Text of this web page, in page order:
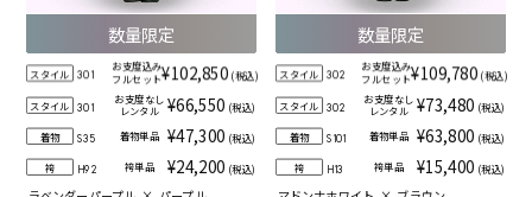
数量限定
スタイル 301
お支度込み
フルセット¥102,850 (税込)
スタイル 301
お支度なし
レンタル
¥66,550 (税込)
着物 S35 着物単品 ¥47,300 (税込)
袴 H92 袴単品 ¥24,200 (税込)
数量限定
スタイル 302
お支度込み
フルセット¥109,780 (税込)
スタイル 302
お支度なし
レンタル ¥73,480 (税込)
着物 S101 着物単品 ¥63,800 (税込)
袴 H13 袴単品 ¥15,400 (税込)